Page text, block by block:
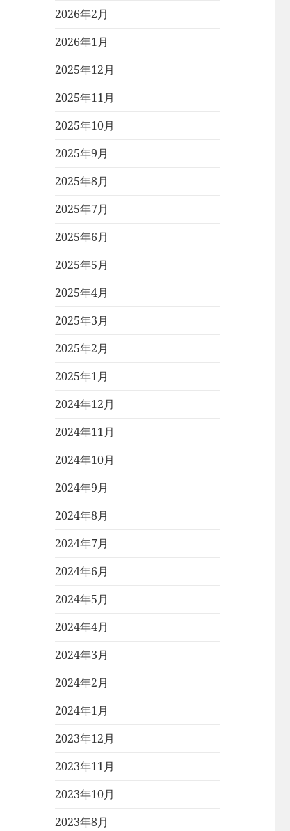
2026年2月
2026年1月
2025年12月
2025年11月
2025年10月
2025年9月
2025年8月
2025年7月
2025年6月
2025年5月
2025年4月
2025年3月
2025年2月
2025年1月
2024年12月
2024年11月
2024年10月
2024年9月
2024年8月
2024年7月
2024年6月
2024年5月
2024年4月
2024年3月
2024年2月
2024年1月
2023年12月
2023年11月
2023年10月
2023年8月